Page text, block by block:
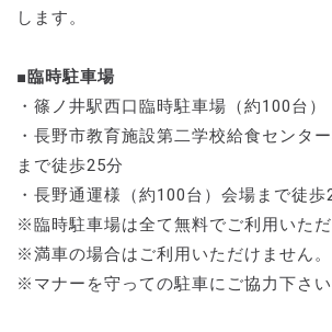
します。
■臨時駐車場
・篠ノ井駅西口臨時駐車場（約100台）
・長野市教育施設第二学校給食センタ
まで徒歩25分
・長野通運様（約100台）会場まで徒歩
※臨時駐車場は全て無料でご利用いただ
※満車の場合はご利用いただけません。
※マナーを守っての駐車にご協力下さい